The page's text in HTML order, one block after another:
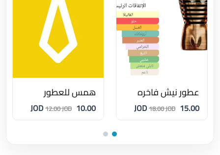
عطور نيش فاخره
15.00 JOD
18.00 JOD
همس للعطور
10.00 JOD
12.00 JOD